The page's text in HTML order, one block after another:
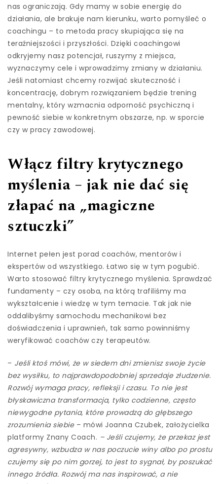
nas ograniczają. Gdy mamy w sobie energię do
działania, ale brakuje nam kierunku, warto pomyśleć o
coachingu – to metoda pracy skupiająca się na
teraźniejszości i przyszłości. Dzięki coachingowi
odkryjemy nasz potencjał, ruszymy z miejsca,
wyznaczymy cele i wprowadzimy zmiany w działaniu.
Jeśli natomiast chcemy rozwijać skuteczność i
koncentrację, dobrym rozwiązaniem będzie trening
mentalny, który wzmacnia odporność psychiczną i
pewność siebie w konkretnym obszarze, np. w sporcie
czy w pracy zawodowej.
Włącz filtry krytycznego
myślenia – jak nie dać się
złapać na „magiczne
sztuczki”
Internet pełen jest porad coachów, mentorów i
ekspertów od wszystkiego. Łatwo się w tym pogubić.
Warto stosować filtry krytycznego myślenia. Sprawdzać
fundamenty – czy osoba, na którą trafiliśmy ma
wykształcenie i wiedzę w tym temacie. Tak jak nie
oddalibyśmy samochodu mechanikowi bez
doświadczenia i uprawnień, tak samo powinniśmy
weryfikować coachów czy terapeutów.
– Jeśli ktoś mówi, że w siedem dni zmienisz swoje życie
bez wysiłku, to najprawdopodobniej sprzedaje złudzenie.
Rozwój wymaga pracy, refleksji i czasu. To nie jest
błyskawiczna transformacja, tylko codzienne, często
niewygodne pytania, które prowadzą do głębszego
zrozumienia siebie – mówi Joanna Czubek, założycielka
platformy Znany Coach. – Jeśli czujemy, że przekaz jest
agresywny, wzbudza w nas poczucie winy albo po prostu
czujemy się po nim gorzej, to jest to sygnał, by poszukać
innego źródła. Rozwój ma nas inspirować, a nie